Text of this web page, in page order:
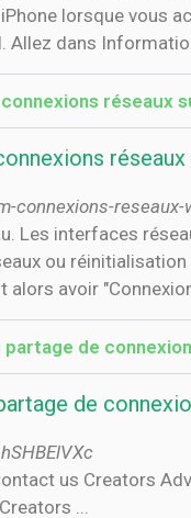
lorsque vous
Allez dans
réseaux
réseaux
connexions-
Les interfaces
ou
avoir
de
de
...